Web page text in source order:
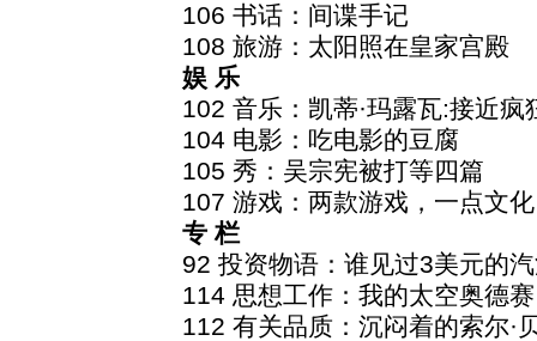
106 书话：间谍手记
108 旅游：太阳照在皇家宫殿
娱 乐
102 音乐：凯蒂·玛露瓦:接近疯
104 电影：吃电影的豆腐
105 秀：吴宗宪被打等四篇
107 游戏：两款游戏，一点文化
专 栏
92 投资物语：谁见过3美元的汽
114 思想工作：我的太空奥德赛
112 有关品质：沉闷着的索尔·